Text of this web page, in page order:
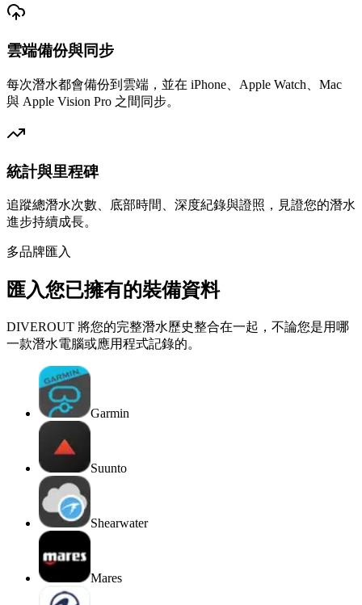
雲端備份與同步
每次潛水都會備份到雲端，並在 iPhone、Apple Watch、Mac
與 Apple Vision Pro 之間同步。
統計與里程碑
追蹤總潛水次數、底部時間、深度紀錄與證照，見證您的潛水
進步持續成長。
多品牌匯入
匯入您已擁有的裝備資料
DIVEROUT 將您的完整潛水歷史整合在一起，不論您是用哪
一款潛水電腦或應用程式記錄的。
Garmin
Suunto
Shearwater
Mares